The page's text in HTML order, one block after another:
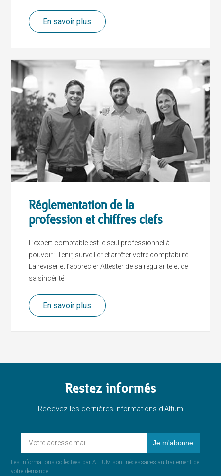
En savoir plus
Réglementation de la
profession et chiffres clefs
L’expert-comptable est le seul professionnel à
pouvoir : Tenir, surveiller et arrêter votre comptabilité
La réviser et l’apprécier Attester de sa régularité et de
sa sincérité
En savoir plus
Restez informés
Recevez les dernières informations d'Altum
Les informations collectées par ALTUM sont nécessaires au traitement de
votre demande.